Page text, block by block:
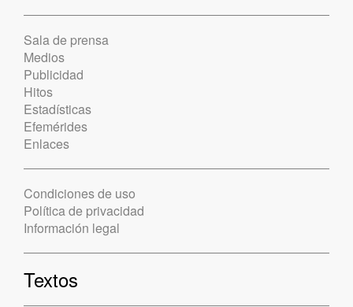
Sala de prensa
Medios
Publicidad
Hitos
Estadísticas
Efemérides
Enlaces
Condiciones de uso
Política de privacidad
Información legal
Textos